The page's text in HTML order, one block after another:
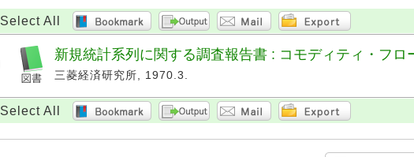
Select All
新規統計系列に関する調査報告書 : コモディティ・フ
三菱経済研究所, 1970.3.
Select All